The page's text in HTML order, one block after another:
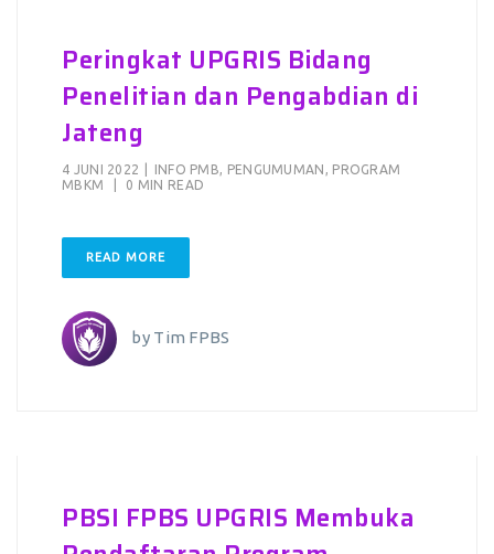
Peringkat UPGRIS Bidang
Penelitian dan Pengabdian di
Jateng
4 JUNI 2022 INFO PMB PENGUMUMAN
PROGRAM
MBKM
0 MIN READ
READ MORE
by Tim FPBS
PBSI FPBS UPGRIS Membuka